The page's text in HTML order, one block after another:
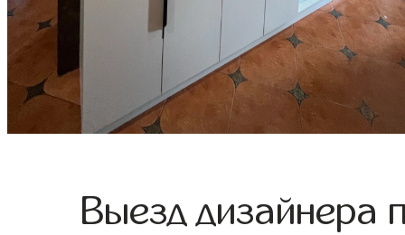
Выезд дизайнера